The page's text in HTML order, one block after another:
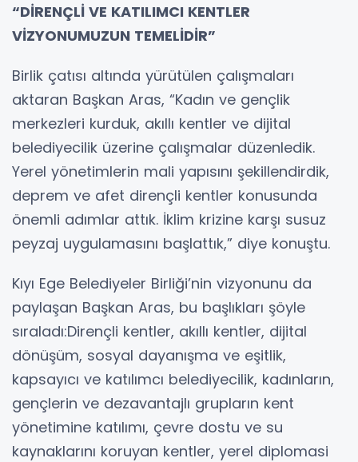
“DİRENÇLİ VE KATILIMCI KENTLER
VİZYONUMUZUN TEMELİDİR”
Birlik çatısı altında yürütülen çalışmaları
aktaran Başkan Aras, “Kadın ve gençlik
merkezleri kurduk, akıllı kentler ve dijital
belediyecilik üzerine çalışmalar düzenledik.
Yerel yönetimlerin mali yapısını şekillendirdik,
deprem ve afet dirençli kentler konusunda
önemli adımlar attık. İklim krizine karşı susuz
peyzaj uygulamasını başlattık,” diye konuştu.
Kıyı Ege Belediyeler Birliği’nin vizyonunu da
paylaşan Başkan Aras, bu başlıkları şöyle
sıraladı:Dirençli kentler, akıllı kentler, dijital
dönüşüm, sosyal dayanışma ve eşitlik,
kapsayıcı ve katılımcı belediyecilik, kadınların,
gençlerin ve dezavantajlı grupların kent
yönetimine katılımı, çevre dostu ve su
kaynaklarını koruyan kentler, yerel diplomasi